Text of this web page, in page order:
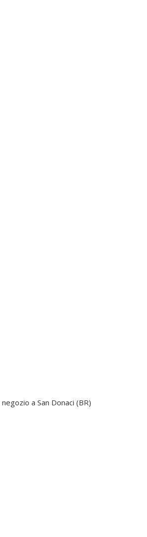
negozio a San Donaci (BR)